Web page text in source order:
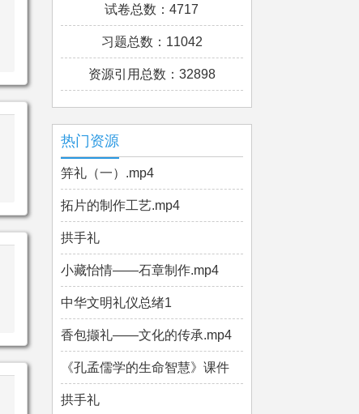
试卷总数：4717
习题总数：11042
资源引用总数：32898
热门资源
笄礼（一）.mp4
拓片的制作工艺.mp4
拱手礼
小藏怡情——石章制作.mp4
中华文明礼仪总绪1
香包撷礼——文化的传承.mp4
《孔孟儒学的生命智慧》课件
拱手礼